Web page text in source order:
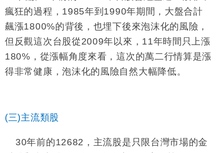
瘋狂的過程， 1985年到 1990年期間，大盤合計
飆漲1800%的背後，也埋下後來泡沫化的風險，
但反觀這次台股從2009年以來， 11年時間只上漲
180% ，從漲幅角度來看，這次的萬二行情算是漲
得非常健康，泡沫化的風險自然大幅降低。
(三)主流類股
30年前的12682 ，主流股是只限台灣市場的金